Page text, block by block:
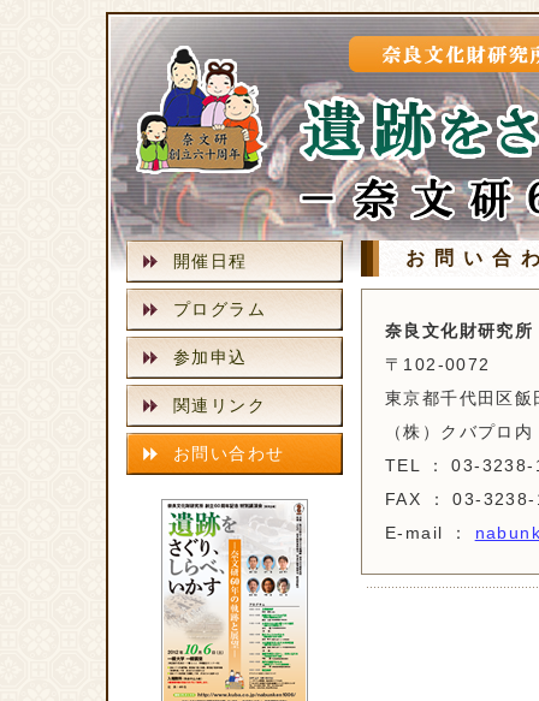
開催日程
プログラム
参加申込
関連リンク
お問い合わせ
お問い合
奈良文化財研究
〒102-0072
東京都千代田区
（株）クバプロ内
TEL ： 03-3238-
FAX ： 03-
E-mail ：